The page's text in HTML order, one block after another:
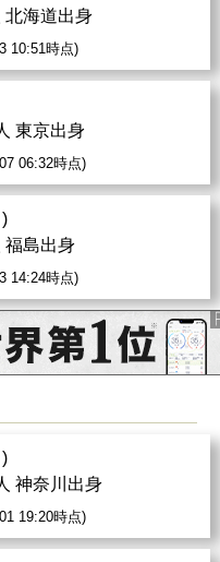
北海道出身
10:51時点)
東京出身
06:32時点)
福島出身
14:24時点)
神奈川出身
19:20時点)